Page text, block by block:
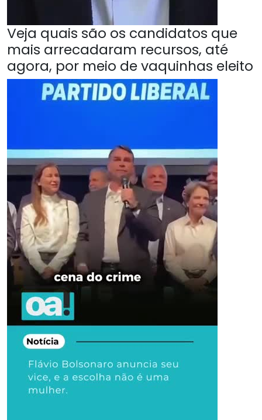
Veja quais são os candidatos que
mais arrecadaram recursos, até
agora, por meio de vaquinhas eleito